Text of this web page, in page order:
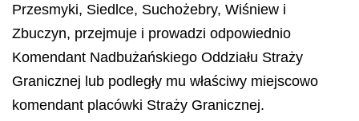
Przesmyki, Siedlce, Suchożebry, Wiśniew i
Zbuczyn, przejmuje i prowadzi odpowiednio
Komendant Nadbużańskiego Oddziału Straży
Granicznej lub podległy mu właściwy miejscowo
komendant placówki Straży Granicznej.